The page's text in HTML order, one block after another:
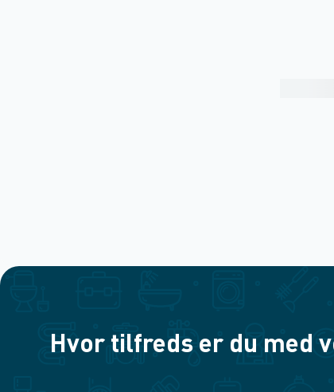
Hvor tilfreds er du med